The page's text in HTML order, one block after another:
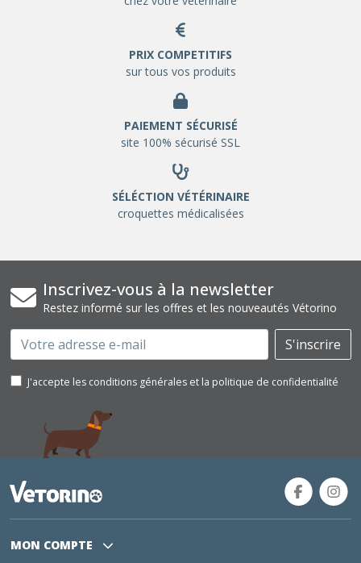
PRIX COMPETITIFS
sur tous vos produits
PAIEMENT SÉCURISÉ
site 100% sécurisé SSL
SÉLÉCTION VÉTÉRINAIRE
croquettes médicalisées
Inscrivez-vous à la newsletter
Restez informé sur les offres et les nouveautés Vétorino
Email S'inscrire
J'accepte les conditions générales et la politique de confidentialité
MON COMPTE